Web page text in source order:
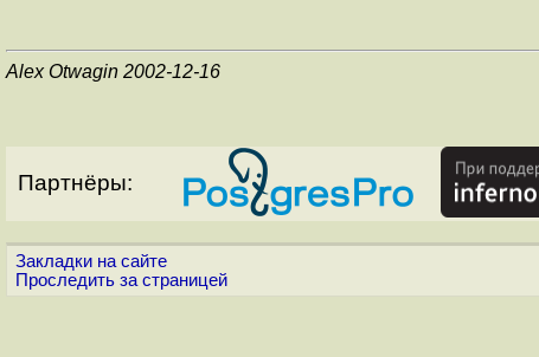
Alex Otwagin 2002-12-16
Партнёры:
Закладки на сайте
Проследить за страницей